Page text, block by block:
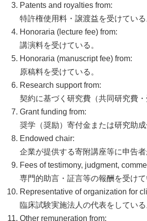
Patents and royalties from:
特許権使用料・譲渡益を受けている
Honoraria (lecture fee) from:
講演料を受けている。
Honoraria (manuscript fee) from:
原稿料を受けている。
Research support from:
契約に基づく研究費（共同研究費
Grant funding from:
奨学（奨励）寄付金または研究助成
Endowed chair:
企業が提供する寄附講座等に申告
Fees of testimony, judgment,
専門的助言・証言等の報酬を受けて
Representative of organization for
臨床試験実施法人の代表をしている
Other remuneration from: